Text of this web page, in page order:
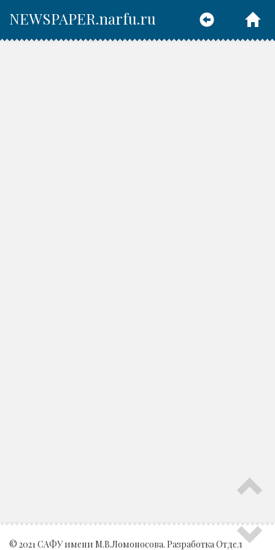
NEWSPAPER.narfu.ru
© 2021 САФУ имени М.В.Ломоносова. РазработкаОтдел